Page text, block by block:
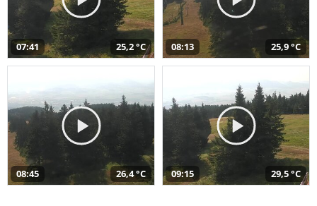
07:41 25,2 °C 08:13 25,9 °C
08:45 26,4 °C 09:15 29,5 °C